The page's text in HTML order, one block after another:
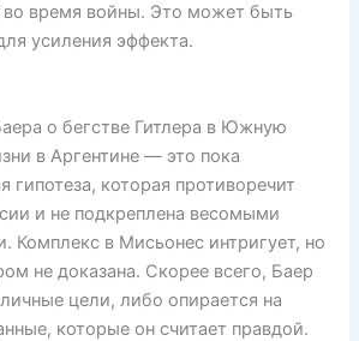
во время войны. Это может быть
усиления эффекта.
о бегстве Гитлера в Южную
в Аргентине — это пока
гипотеза, которая противоречит
и не подкреплена весомыми
Комплекс в Мисьонес интригует, но
не доказана. Скорее всего, Баер
цели, либо опирается на
которые он считает правдой.